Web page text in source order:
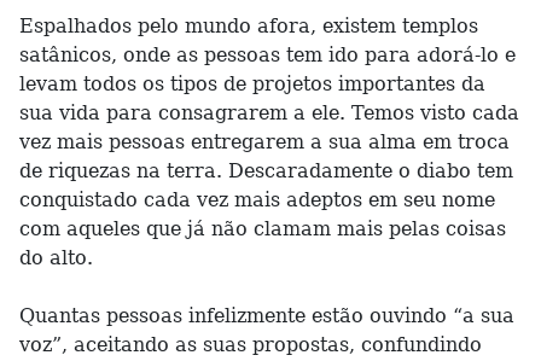
Espalhados pelo mundo afora, existem templos
satânicos, onde as pessoas tem ido para adorá-lo e
levam todos os tipos de projetos importantes da
sua vida para consagrarem a ele. Temos visto cada
vez mais pessoas entregarem a sua alma em troca
de riquezas na terra. Descaradamente o diabo tem
conquistado cada vez mais adeptos em seu nome
com aqueles que já não clamam mais pelas coisas
do alto.
Quantas pessoas infelizmente estão ouvindo “a sua
voz”, aceitando as suas propostas, confundindo